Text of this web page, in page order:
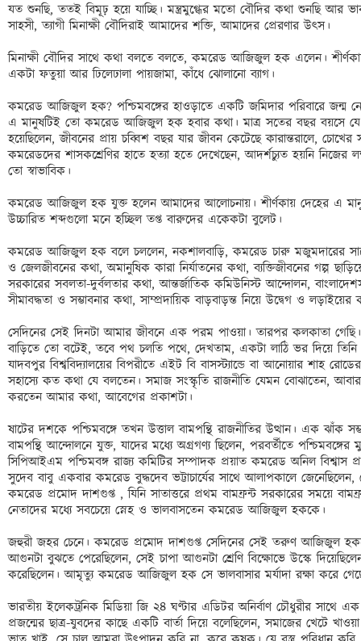
যত শুনছি, ততই বিমূঢ় হয়ে যাচ্ছি। মন্ত্রমুগ্ধের মতো বৌদির কথা শুনছি আর
সাহসী, ত্যাগী মিনাক্ষী বৌদিরাই আমাদের শক্তি, আমাদের প্রেরণার উৎস।
মিনাক্ষী বৌদির সাথে কথা বলতে বলতে, কমরেড আজিজুল হক এলেন।
একটা ফতুয়া আর ঢিলেঢালা পায়জামা, কাঁধে ঝোলানো ব্যাগ।
কমরেড আজিজুল হক? পশ্চিমবঙ্গের হাওড়াতে একটি জমিদার পরিবারে জন্ম
এ মানুষটিই তো কমরেড আজিজুল হক হবার কথা। মাত্র সতের বছর বয়সে যে
হয়েছিলেন, জীবনের প্রায় চব্বিশ বছর যার জীবন কেটেছে কারান্তরালে,
কমরেডদের শাসকশ্রেণির হাতে হত্যা হতে দেখেছেন, আদর্শচ্যুত হয়নি নিজের
তো স্বাভাবিক।
কমরেড আজিজুল হক যুক্ত হলেন আমাদের আলোচনায়। শীর্ণকায় দেহের এ
উচ্চারিত শব্দগুলো মনে হচ্ছিল তপ্ত বারুদের একেকটা বুলেট।
কমরেড আজিজুল হক বলে চললেন, নকশালবাড়ি, কমরেড চারু মজুমদারের
ও জেলজীবনের কথা, অমানুষিক কারা নির্যাতনের কথা, ব্যক্তিজীবনের গল্প
সরকারের সবলতা-দুর্বলতার কথা, আন্তর্জাতিক কমিউনিস্ট আন্দোলন,
সীমাবদ্ধতা ও সম্ভাবনার কথা, সাম্প্রদায়িক বাড়বাড়ন্ত নিয়ে উদ্বেগ ও লড়াইয়ের
সেদিনের সেই দিনটা আমার জীবনে এক পরম পাওয়া। তারপর কলকাতা
বাড়িতে তো বটেই, তবে পথ চলতি পথে, দেখতাম, একটা লাঠি ভর দিয়ে
যাদবপুর বিশ্ববিদ্যালয়ের বিপরীতে এইট বি বাসস্ট্যান্ডে বা আনোয়ার শাহ
সহাস্যে কত কথা যে বলতেন। সমাজ সংস্কৃতি রাজনীতি যেমন বোঝাতেন,
করতেন আমার কথা, আবেগের প্রকাশটা।
ষাটের দশকে পশ্চিমবঙ্গে তখন উত্তাল বামপন্থি রাজনীতির উত্থান। এক ঝাঁক
বামপন্থি আন্দোলনে যুক্ত, যাদের মধ্যে অগ্রগণ্য ছিলেন, পরবর্তীতে পশ্চিমবঙ্গের
সিপিআইএম পশ্চিমবঙ্গ রাজ্য কমিটির সম্পাদক প্রয়াত কমরেড অনিল বিশ্বাস
সুদেব বাবু একবার কমরেড বুদ্ধদেব ভট্টাচার্যের সাথে আলাপকালে
কমরেড প্রমোদ দাশগুপ্ত , যিনি সাতাত্তরে প্রথম বামফ্রন্ট সরকারের সময়ে
নেতাদের মধ্যে সবচেয়ে স্নেহ ও ভালবাসতেন কমরেড আজিজুল হককে।
জহুরী জহর চেনে। কমরেড প্রমোদ দাশগুপ্ত সেদিনের সেই তরুণ আজিজুল
আগুনটা বুঝতে পেরেছিলেন, সেই চাপা আগুনটা শ্রেণি বিক্ষোভে উস্কে
করেছিলেন। আমৃত্যু কমরেড আজিজুল হক সে ভালবাসার মর্যাদা রক্ষা করে
ভারতীয় ইলেকট্রনিক মিডিয়া জি ২৪ ঘণ্টার এডিটর অনির্বাণ চৌধুরীর
প্রজন্মের ছাত্র-যুবদের কাছে একটি বার্তা দিয়ে বলেছিলেন, সমাজের খেটে